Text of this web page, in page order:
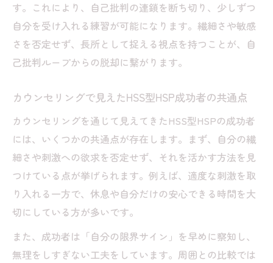
す。これにより、自己批判の連鎖を断ち切り、少しずつ
自分を受け入れる練習が可能になります。繊細さや敏感
さを否定せず、長所として捉える視点を持つことが、自
己批判ループからの脱却に繋がります。
カウンセリングで見えたHSS型HSP成功者の共通点
カウンセリングを通じて見えてきたHSS型HSPの成功者
には、いくつかの共通点が存在します。まず、自分の繊
細さや刺激への欲求を否定せず、それを活かす方法を見
つけている点が挙げられます。例えば、適度な刺激を取
り入れる一方で、休息や自分だけの安心できる時間を大
切にしている方が多いです。
また、成功者は「自分の限界サイン」を早めに察知し、
無理をしすぎない工夫をしています。周囲との比較では